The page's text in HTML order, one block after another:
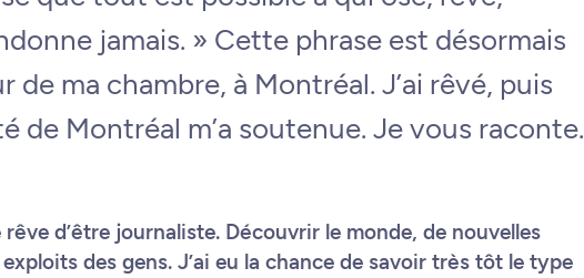
jamais. » Cette phrase est désormais
de ma chambre, à Montréal. J’ai rêvé, puis
de Montréal m’a soutenue. Je vous raconte.
rêve d’être journaliste. Découvrir le monde, de nouvelles
des gens. J’ai eu la chance de savoir très tôt le type